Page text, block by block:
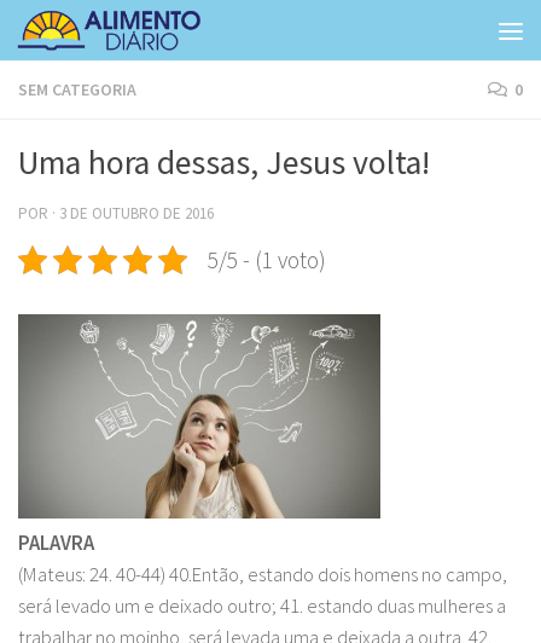
Skip to content
SEM CATEGORIA 0
Uma hora dessas, Jesus volta!
POR · 3 DE OUTUBRO DE 2016
5/5 - (1 voto)
PALAVRA
(Mateus: 24. 40-44) 40.Então, estando dois homens no campo,
será levado um e deixado outro; 41. estando duas mulheres a
trabalhar no moinho, será levada uma e deixada a outra. 42.